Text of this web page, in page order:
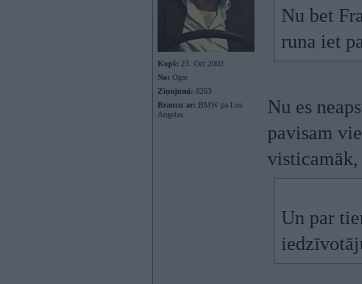
Kopš: 23. Oct 2002
No: Ogre
Ziņojumi: 8263
Braucu ar: BMW pa Los
Angeles
Nu bet
runa iet
Nu es
pavisam
visticamāk,
Un par